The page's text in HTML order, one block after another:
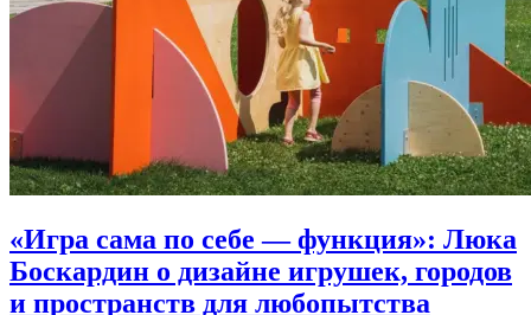
«Игра сама по себе — функция»: Люка
Боскардин о дизайне игрушек, городов
и пространств для любопытства